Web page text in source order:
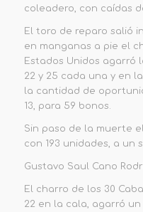
coleadero, con caídas
El toro de reparo salió
en manganas a pie el
Estados Unidos agarró
22 y 25 cada una y en
la cantidad de
13, para 59 bonos.
Sin paso de la muerte
con 193 unidades, a un
Gustavo Saul Cano
El charro de los 30
22 en la cala, agarró un